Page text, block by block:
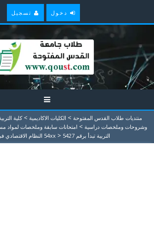
دخول تسجيل
منتديات طلاب القدس المفتوحة > الكليات الاكاديمية > كلية التربية
وشروحات وملخصات دراسية > امتحانات سابقة وملخصات لمواد
التربية تبدأ برقم 54xx
> 5427 النظام الاقتصادي في الإسلام